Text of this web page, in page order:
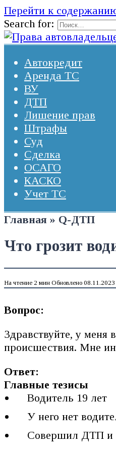
Перейти к
Search for:
Автокредит
Аренда ТС
ВУ
ДТП
Лишение прав
Штрафы
Суд
Сделка
ОСАГО
КАСКО
Учет ТС
Главная » Q-ДТП
Что грозит
На чтение 2 мин Обновлено 08.11.2023
Вопрос:
Здравствуйте, у меня
происшествия. Мне
Ответ:
Главные тезисы
Водитель 19 лет
У него нет
Совершил ДТП и